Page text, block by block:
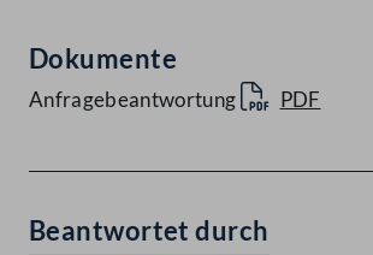
Dokumente
Anfragebeantwortung PDF
Beantwortet durch